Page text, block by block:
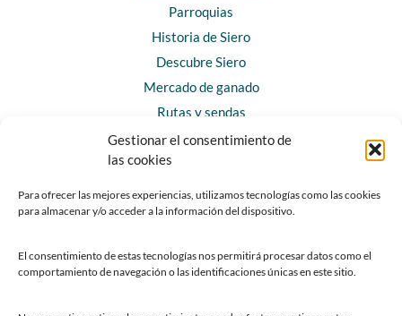
Gestionar el consentimiento de
las cookies
Para ofrecer las mejores experiencias, utilizamos tecnologías como las cookies
para almacenar y/o acceder a la información del dispositivo.
El consentimiento de estas tecnologías nos permitirá procesar datos como el
comportamiento de navegación o las identificaciones únicas en este sitio.
Parroquias
Historia de Siero
Descubre Siero
Mercado de ganado
Rutas y sendas
Horarios y contacto
Teléfonos de interés
Chatbot Siero
SEDES ELECTRÓNICAS